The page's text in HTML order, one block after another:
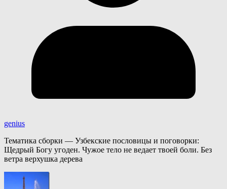
genius
Тематика сборки — Узбекские пословицы и поговорки:
Щедрый Богу угоден. Чужое тело не ведает твоей боли. Без
ветра верхушка дерева